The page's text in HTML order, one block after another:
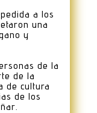
a los
una
y
de la
de la
de cultura
de los